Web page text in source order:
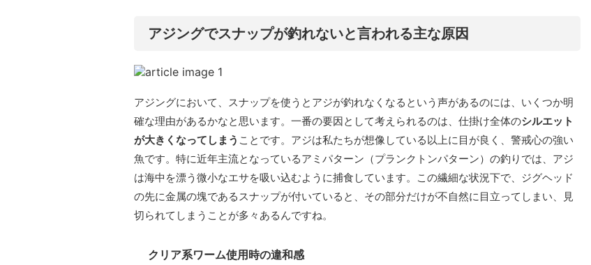
アジングでスナップが釣れないと言われる主な原因
アジングにおいて、スナップを使うとアジが釣れなくなるという声があるのには、いくつか明
確な理由があるかなと思います。一番の要因として考えられるのは、仕掛け全体のシルエット
が大きくなってしまう ことです。アジは私たちが想像している以上に目が良く、警戒心の強い
魚です。特に近年主流となっているアミパターン（プランクトンパターン）の釣りでは、アジ
は海中を漂う微小なエサを吸い込むように捕食しています。この繊細な状況下で、ジグヘッド
の先に金属の塊であるスナップが付いていると、その部分だけが不自然に目立ってしまい、見
切られてしまうことが多々あるんですね。
クリア系ワーム使用時の違和感